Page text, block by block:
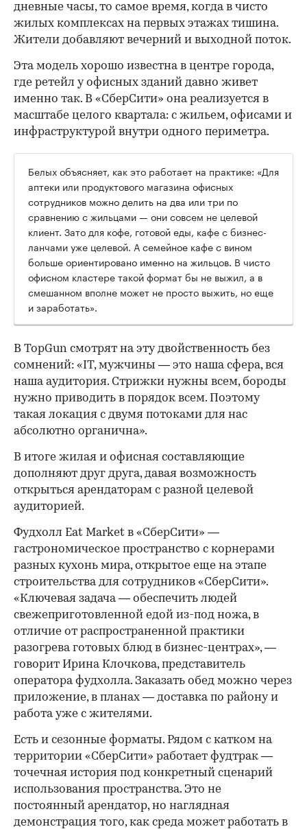
дневные часы, то самое время, когда в чисто
жилых комплексах на первых этажах тишина.
Жители добавляют вечерний и выходной поток.
Эта модель хорошо известна в центре города,
где ретейл у офисных зданий давно живет
именно так. В «СберСити» она реализуется в
масштабе целого квартала: с жильем, офисами и
инфраструктурой внутри одного периметра.
Белых объясняет, как это работает на практике: «Для
аптеки или продуктового магазина офисных
сотрудников можно делить на два или три по
сравнению с жильцами — они совсем не целевой
клиент. Зато для кофе, готовой еды, кафе с бизнес-
ланчами уже целевой. А семейное кафе с вином
больше ориентировано именно на жильцов. В чисто
офисном кластере такой формат бы не выжил, а в
смешанном вполне может не просто выжить, но еще
и заработать».
В TopGun смотрят на эту двойственность без
сомнений: «IT, мужчины — это наша сфера, вся
наша аудитория. Стрижки нужны всем, бороды
нужно приводить в порядок всем. Поэтому
такая локация с двумя потоками для нас
абсолютно органична».
В итоге жилая и офисная составляющие
дополняют друг друга, давая возможность
открыться арендаторам с разной целевой
аудиторией.
Фудхолл Eat Market в «СберСити» —
гастрономическое пространство с корнерами
разных кухонь мира, открытое еще на этапе
строительства для сотрудников «СберСити».
«Ключевая задача — обеспечить людей
свежеприготовленной едой из-под ножа, в
отличие от распространенной практики
разогрева готовых блюд в бизнес-центрах», —
говорит Ирина Клочкова, представитель
оператора фудхолла. Заказать обед можно через
приложение, в планах — доставка по району и
работа уже с жителями.
Есть и сезонные форматы. Рядом с катком на
территории «СберСити» работает фудтрак —
точечная история под конкретный сценарий
использования пространства. Это не
постоянный арендатор, но наглядная
демонстрация того, как среда может работать в